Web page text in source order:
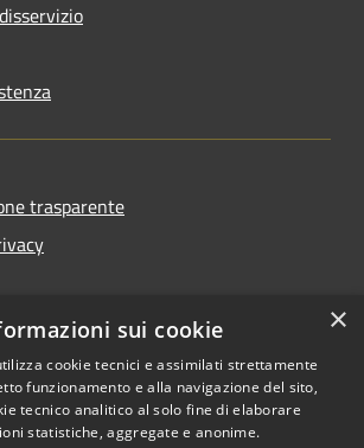
trasparente
accessibilità
Copyright © 2026 • Città di
×
sui cookie
cookie tecnici e assimilati strettamente
funzionamento e alla navigazione del sito,
tecnico analitico al solo fine di elaborare
statistiche, aggregate e anonime.